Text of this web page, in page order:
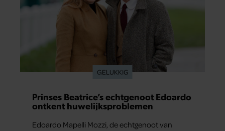
GELUKKIG
Prinses Beatrice’s echtgenoot Edoardo
ontkent huwelijksproblemen
Edoardo Mapelli Mozzi, de echtgenoot van